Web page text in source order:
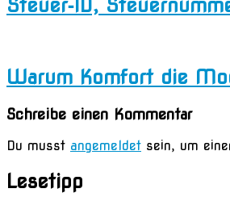
Steuer‑ID,
Warum Komfort die
Schreibe einen Kommentar
Du musst angemeldet sein, um
Lesetipp